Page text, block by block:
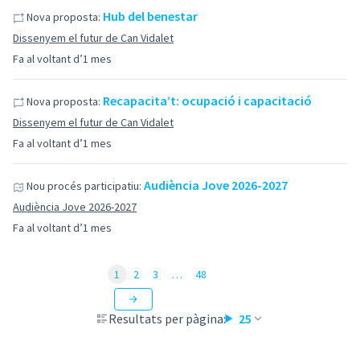
Fa al voltant d’1 mes
Nova proposta: Hub del benestar
Dissenyem el futur de Can Vidalet
Fa al voltant d’1 mes
Nova proposta: Recapacita’t: ocupació i capacitació
Dissenyem el futur de Can Vidalet
Fa al voltant d’1 mes
Nou procés participatiu: Audiència Jove 2026-2027
Audiència Jove 2026-2027
Resultats per pàgina: 25
1 2 3 … 48